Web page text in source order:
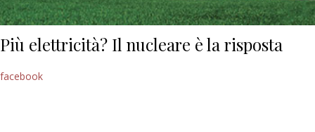
Più elettricità? Il nucleare è la risposta
facebook